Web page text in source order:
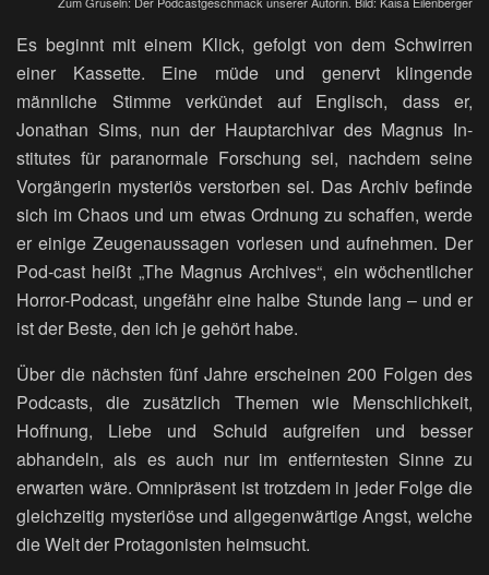
Es beginnt mit einem Klick, gefolgt von dem Schwirren
einer Kassette. Eine müde und genervt klingende
männliche Stimme verkündet auf Englisch, dass er,
Jonathan Sims, nun der Hauptarchivar des Magnus In-
stitutes für paranormale Forschung sei, nachdem seine
Vorgängerin mysteriös verstorben sei. Das Archiv befinde
sich im Chaos und um etwas Ordnung zu schaffen, werde
er einige Zeugenaussagen vorlesen und aufnehmen. Der
Pod-cast heißt „The Magnus Archives“, ein wöchentlicher
Horror-Podcast, ungefähr eine halbe Stunde lang – und er
ist der Beste, den ich je gehört habe.
Über die nächsten fünf Jahre erscheinen 200 Folgen des
Podcasts, die zusätzlich Themen wie Menschlichkeit,
Hoffnung, Liebe und Schuld aufgreifen und besser
abhandeln, als es auch nur im entferntesten Sinne zu
erwarten wäre. Omnipräsent ist trotzdem in jeder Folge die
gleichzeitig mysteriöse und allgegenwärtige Angst, welche
die Welt der Protagonisten heimsucht.